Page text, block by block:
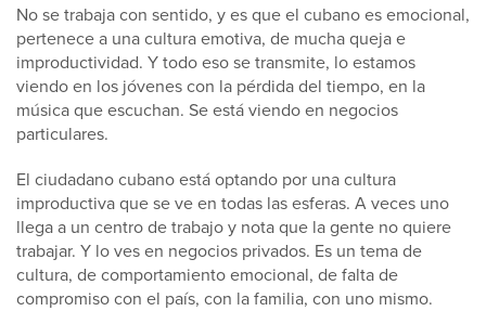
No se trabaja con sentido, y es que el cubano es emocional,
pertenece a una cultura emotiva, de mucha queja e
improductividad. Y todo eso se transmite, lo estamos
viendo en los jóvenes con la pérdida del tiempo, en la
música que escuchan. Se está viendo en negocios
particulares.
El ciudadano cubano está optando por una cultura
improductiva que se ve en todas las esferas. A veces uno
llega a un centro de trabajo y nota que la gente no quiere
trabajar. Y lo ves en negocios privados. Es un tema de
cultura, de comportamiento emocional, de falta de
compromiso con el país, con la familia, con uno mismo.